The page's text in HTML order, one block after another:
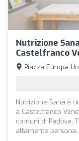
Nutrizione
Castelfranco
Piazza Europa
Nutrizione Sana è
a Castelfranco
comuni di Padova,
altamente